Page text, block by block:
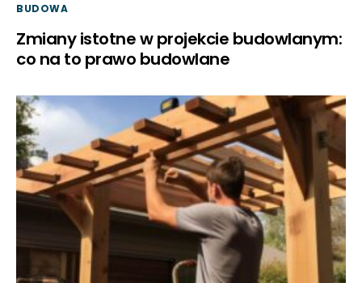
BUDOWA
Zmiany istotne w projekcie budowlanym:
co na to prawo budowlane